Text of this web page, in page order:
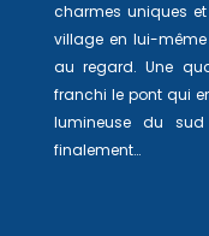
charmes uniques
village en lui-même
au regard. Une
franchi le pont qui
lumineuse du
finalement…